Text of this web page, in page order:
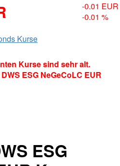
-0.01 EUR
-0.01 %
Kurse
Kurse sind sehr alt.
ESG NeGeCoLC EUR
ESG